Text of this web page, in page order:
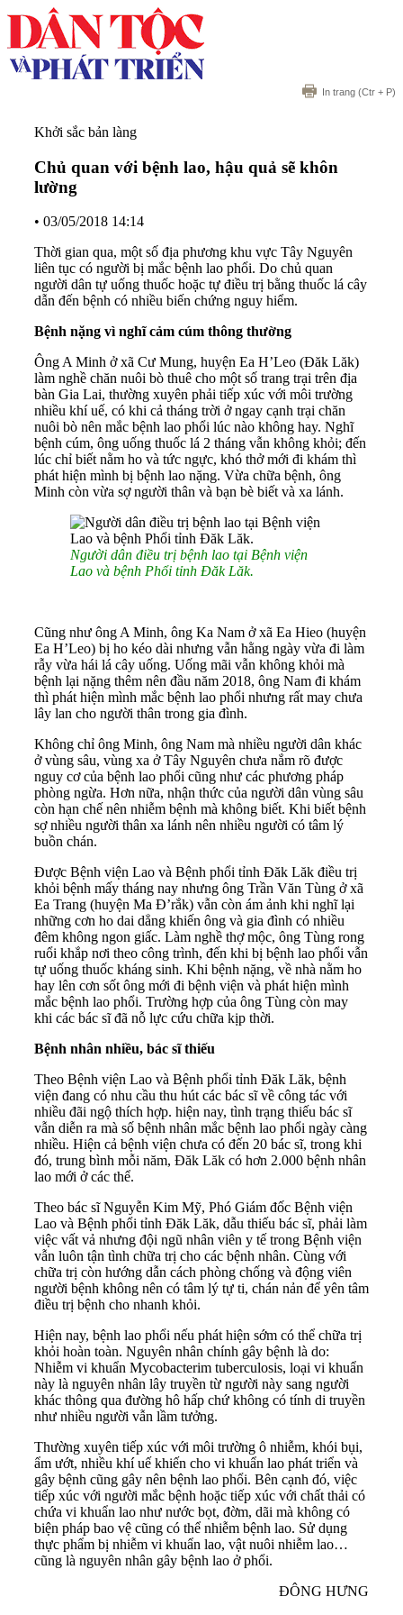
In trang (Ctr + P)
Khởi sắc bản làng
Chủ quan với bệnh lao, hậu quả sẽ khôn
lường
• 03/05/2018 14:14
Thời gian qua, một số địa phương khu vực Tây Nguyên
liên tục có người bị mắc bệnh lao phổi. Do chủ quan
người dân tự uống thuốc hoặc tự điều trị bằng thuốc lá cây
dẫn đến bệnh có nhiều biến chứng nguy hiểm.
Bệnh nặng vì nghĩ cảm cúm thông thường
Ông A Minh ở xã Cư Mung, huyện Ea H’Leo (Đăk Lăk)
làm nghề chăn nuôi bò thuê cho một số trang trại trên địa
bàn Gia Lai, thường xuyên phải tiếp xúc với môi trường
nhiều khí uế, có khi cả tháng trời ở ngay cạnh trại chăn
nuôi bò nên mắc bệnh lao phổi lúc nào không hay. Nghĩ
bệnh cúm, ông uống thuốc lá 2 tháng vẫn không khỏi; đến
lúc chỉ biết nằm ho và tức ngực, khó thở mới đi khám thì
phát hiện mình bị bệnh lao nặng. Vừa chữa bệnh, ông
Minh còn vừa sợ người thân và bạn bè biết và xa lánh.
Người dân điều trị bệnh lao tại Bệnh viện
Lao và bệnh Phổi tỉnh Đăk Lăk.
Cũng như ông A Minh, ông Ka Nam ở xã Ea Hieo (huyện
Ea H’Leo) bị ho kéo dài nhưng vẫn hằng ngày vừa đi làm
rẫy vừa hái lá cây uống. Uống mãi vẫn không khỏi mà
bệnh lại nặng thêm nên đầu năm 2018, ông Nam đi khám
thì phát hiện mình mắc bệnh lao phổi nhưng rất may chưa
lây lan cho người thân trong gia đình.
Không chỉ ông Minh, ông Nam mà nhiều người dân khác
ở vùng sâu, vùng xa ở Tây Nguyên chưa nắm rõ được
nguy cơ của bệnh lao phổi cũng như các phương pháp
phòng ngừa. Hơn nữa, nhận thức của người dân vùng sâu
còn hạn chế nên nhiễm bệnh mà không biết. Khi biết bệnh
sợ nhiều người thân xa lánh nên nhiều người có tâm lý
buồn chán.
Được Bệnh viện Lao và Bệnh phổi tỉnh Đăk Lăk điều trị
khỏi bệnh mấy tháng nay nhưng ông Trần Văn Tùng ở xã
Ea Trang (huyện Ma Đ’rắk) vẫn còn ám ảnh khi nghĩ lại
những cơn ho dai dẳng khiến ông và gia đình có nhiều
đêm không ngon giấc. Làm nghề thợ mộc, ông Tùng rong
ruổi khắp nơi theo công trình, đến khi bị bệnh lao phổi vẫn
tự uống thuốc kháng sinh. Khi bệnh nặng, về nhà nằm ho
hay lên cơn sốt ông mới đi bệnh viện và phát hiện mình
mắc bệnh lao phổi. Trường hợp của ông Tùng còn may
khi các bác sĩ đã nỗ lực cứu chữa kịp thời.
Bệnh nhân nhiều, bác sĩ thiếu
Theo Bệnh viện Lao và Bệnh phổi tỉnh Đăk Lăk, bệnh
viện đang có nhu cầu thu hút các bác sĩ về công tác với
nhiều đãi ngộ thích hợp. hiện nay, tình trạng thiếu bác sĩ
vẫn diễn ra mà số bệnh nhân mắc bệnh lao phổi ngày càng
nhiều. Hiện cả bệnh viện chưa có đến 20 bác sĩ, trong khi
đó, trung bình mỗi năm, Đăk Lăk có hơn 2.000 bệnh nhân
lao mới ở các thể.
Theo bác sĩ Nguyễn Kim Mỹ, Phó Giám đốc Bệnh viện
Lao và Bệnh phổi tỉnh Đăk Lăk, dẫu thiếu bác sĩ, phải làm
việc vất vả nhưng đội ngũ nhân viên y tế trong Bệnh viện
vẫn luôn tận tình chữa trị cho các bệnh nhân. Cùng với
chữa trị còn hướng dẫn cách phòng chống và động viên
người bệnh không nên có tâm lý tự ti, chán nản để yên tâm
điều trị bệnh cho nhanh khỏi.
Hiện nay, bệnh lao phổi nếu phát hiện sớm có thể chữa trị
khỏi hoàn toàn. Nguyên nhân chính gây bệnh là do:
Nhiễm vi khuẩn Mycobacterim tuberculosis, loại vi khuẩn
này là nguyên nhân lây truyền từ người này sang người
khác thông qua đường hô hấp chứ không có tính di truyền
như nhiều người vẫn lầm tưởng.
Thường xuyên tiếp xúc với môi trường ô nhiễm, khói bụi,
ẩm ướt, nhiều khí uế khiến cho vi khuẩn lao phát triển và
gây bệnh cũng gây nên bệnh lao phổi. Bên cạnh đó, việc
tiếp xúc với người mắc bệnh hoặc tiếp xúc với chất thải có
chứa vi khuẩn lao như nước bọt, đờm, dãi mà không có
biện pháp bao vệ cũng có thể nhiễm bệnh lao. Sử dụng
thực phẩm bị nhiễm vi khuẩn lao, vật nuôi nhiễm lao…
cũng là nguyên nhân gây bệnh lao ở phổi.
ĐÔNG HƯNG